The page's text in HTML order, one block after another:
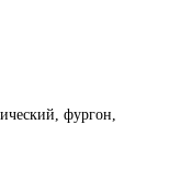
фургон,